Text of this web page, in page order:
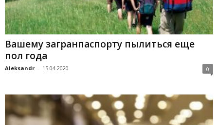
Вашему загранпаспорту пылиться еще
пол года
Aleksandr - 15.04.2020 0